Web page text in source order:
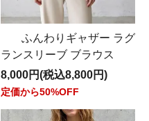
ふんわりギャザー ラグ
ランスリーブ ブラウス
8,000円(税込8,800円)
定価から50%OFF